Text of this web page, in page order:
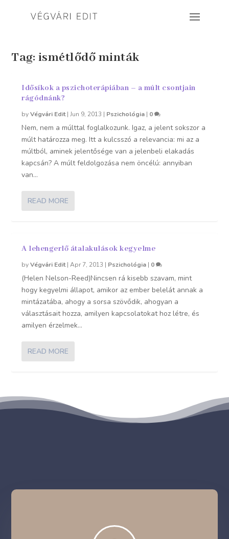
Tag: ismétlődő minták
Idősíkok a pszichoterápiában – a múlt csontjain
rágódnánk?
byVégvári Edit|Jun 9, 2013 | Pszichológia | 0
Nem, nem a múlttal foglalkozunk. Igaz, a jelent sokszor a
múlt határozza meg. Itt a kulcsszó a relevancia: mi az a
múltból, aminek jelentősége van a jelenbeli elakadás
kapcsán? A múlt feldolgozása nem öncélú: annyiban
van...
READ MORE
A lehengerlő átalakulások kegyelme
byVégvári Edit|Apr 7, 2013 | Pszichológia | 0
(Helen Nelson-Reed)Nincsen rá kisebb szavam, mint
hogy kegyelmi állapot, amikor az ember belelát annak a
mintázatába, ahogy a sorsa szövődik, ahogyan a
választásait hozza, amilyen kapcsolatokat hoz létre, és
amilyen érzelmek...
READ MORE